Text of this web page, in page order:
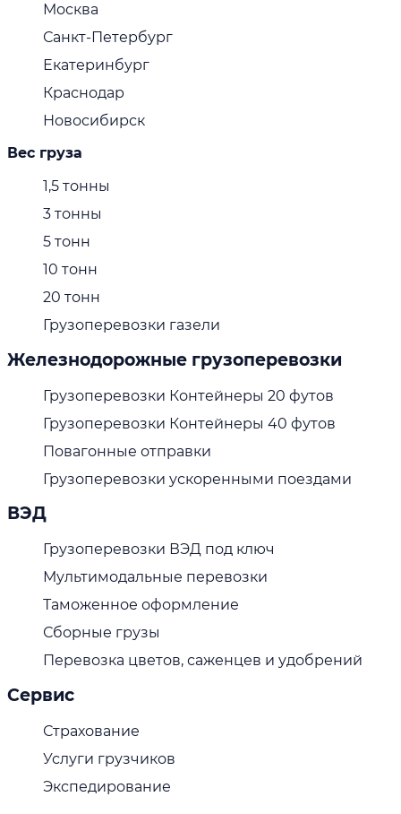
Москва
Санкт-Петербург
Екатеринбург
Краснодар
Новосибирск
Вес груза
1,5 тонны
3 тонны
5 тонн
10 тонн
20 тонн
Грузоперевозки газели
Железнодорожные грузоперевозки
Грузоперевозки Контейнеры 20 футов
Грузоперевозки Контейнеры 40 футов
Повагонные отправки
Грузоперевозки ускоренными поездами
ВЭД
Грузоперевозки ВЭД под ключ
Мультимодальные перевозки
Таможенное оформление
Сборные грузы
Перевозка цветов, саженцев и удобрений
Сервис
Страхование
Услуги грузчиков
Экспедирование